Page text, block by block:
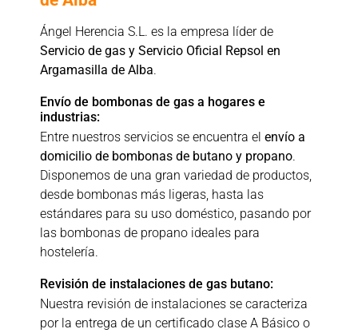
Ángel Herencia S.L. es la empresa líder de
Servicio de gas y Servicio Oficial Repsol en
Argamasilla de Alba.
Envío de bombonas de gas a hogares e
industrias:
Entre nuestros servicios se encuentra el envío a
domicilio de bombonas de butano y propano.
Disponemos de una gran variedad de productos,
desde bombonas más ligeras, hasta las
estándares para su uso doméstico, pasando por
las bombonas de propano ideales para
hostelería.
Revisión de instalaciones de gas butano:
Nuestra revisión de instalaciones se caracteriza
por la entrega de un certificado clase A Básico o